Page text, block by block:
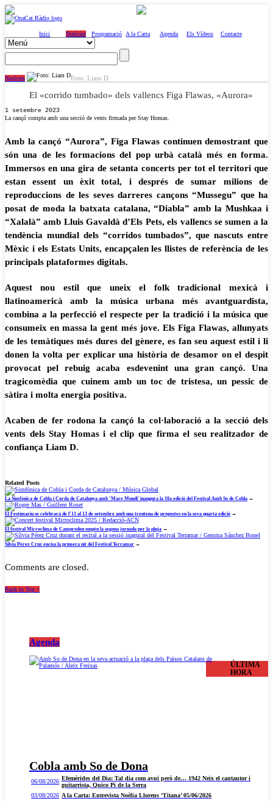
Inici Notícies Programació A la Carta Agenda Els Vídeos Contacte
Notícies Foto: Liam D
El «corrido tumbado» dels vallencs Figa Flawas, «Aurora»
1 setembre 2023
La cançó compta amb una secció de vents firmada per Stay Homas.
Amb la cançó “Aurora”, Figa Flawas continuen demostrant que
són una de les formacions del pop urbà català més en forma.
Immersos en una gira de setanta concerts per tot el territori que
estan essent un èxit total, i després de sumar milions de
reproduccions de les seves darreres cançons “Mussegu” que ha
posat de moda la batxata catalana, “Diabla” amb la Mushkaa i
“Xalalà” amb Lluis Gavaldà d’Els Pets, els vallencs se sumen a la
tendència mundial dels “corridos tumbados”, que nascuts entre
Mèxic i els Estats Units, encapçalen les llistes de referència de les
principals plataformes digitals.
Aquest nou estil que uneix el folk tradicional mexicà i
llatinoamericà amb la música urbana més avantguardista,
combina a la perfecció el respecte per la tradició i la música que
consumeix en massa la gent més jove. Els Figa Flawas, allunyats
de les temàtiques més dures del gènere, es fan seu aquest estil i li
donen la volta per explicar una història de desamor on el despit
provocat pel rebuig acaba esdevenint una gran cançó. Una
tragicomèdia que cuinem amb un toc de tristesa, un pessic de
sàtira i molta energia positiva.
Acaben de fer rodona la cançó la col·laboració a la secció dels
vents dels Stay Homas i el clip que firma el seu realitzador de
confiança Liam D.
Related Posts
La Simfònica de Cobla i Corda de Catalunya amb ‘Mare Mundi’ inaugura la 10a edició del Festival Amb So de Cobla →
El Festimariu se celebrarà de l’11 al 13 de setembre amb una trentena de propostes en la seva quarta edició →
El festival Microclima de Camprodon suspèn la segona jornada per la pluja →
Sílvia Pérez Cruz encisa la primera nit del Festival Terramar →
Comments are closed.
Back to Top ↑
Agenda
Cobla amb So de Dona
ÚLTIMA
HORA
06/08/2026 Efemèrides del Dia: Tal dia com avui però de… 1942 Neix el cantautor i
guitarrista, Quico Pi de la Serra
03/08/2026 A la Carta: Entrevista Noèlia Llorens ‘Titana’ 05/06/2026